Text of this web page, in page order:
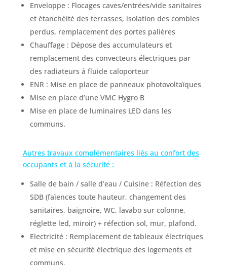
Enveloppe : Flocages caves/entrées/vide sanitaires
et étanchéité des terrasses, isolation des combles
perdus, remplacement des portes palières
Chauffage : Dépose des accumulateurs et
remplacement des convecteurs électriques par
des radiateurs à fluide caloporteur
ENR : Mise en place de panneaux photovoltaïques
Mise en place d’une VMC Hygro B
Mise en place de luminaires LED dans les
communs.
Autres travaux complémentaires liés au confort des
occupants et à la sécurité :
Salle de bain / salle d’eau / Cuisine : Réfection des
SDB (faïences toute hauteur, changement des
sanitaires, baignoire, WC, lavabo sur colonne,
réglette led, miroir) + réfection sol, mur, plafond.
Electricité : Remplacement de tableaux électriques
et mise en sécurité électrique des logements et
communs.